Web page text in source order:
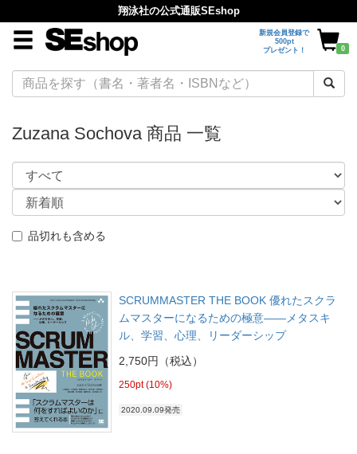
翔泳社の公式通販SEshop
新規会員登録で
500pt
プレゼント！
0
Zuzana Sochova 商品 一覧
品切れも含める
SCRUMMASTER THE BOOK 優れたスクラ
ムマスターになるための極意――メタスキ
ル、学習、心理、リーダーシップ
2,750円（税込）
250pt (10%)
2020.09.09発売